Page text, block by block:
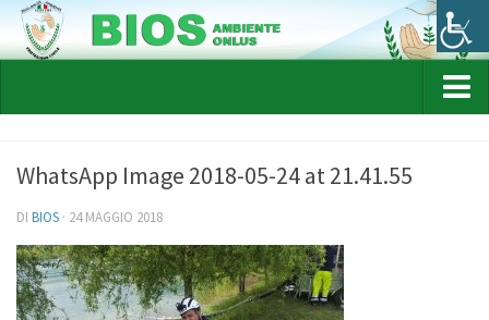
CHI SIAMO
STATUTO
Attività
COME AIUTARCI
WhatsApp Image 2018-05-24 at 21.41.55
DI BIOS · 24 MAGGIO 2018